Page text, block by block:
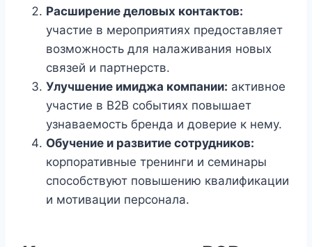
Расширение деловых контактов:
участие в мероприятиях предоставляет
возможность для налаживания новых
связей и партнерств.
Улучшение имиджа компании: активное
участие в B2B событиях повышает
узнаваемость бренда и доверие к нему.
Обучение и развитие сотрудников:
корпоративные тренинги и семинары
способствуют повышению квалификации
и мотивации персонала.